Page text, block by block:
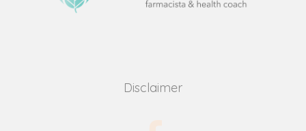
Disclaimer